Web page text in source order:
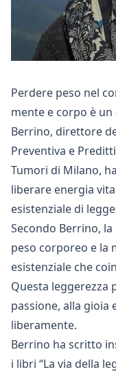
Perdere peso nel
mente e corpo è
Berrino, direttore
Preventiva e
Tumori di Milano,
liberare energia
esistenziale di
Secondo Berrino,
peso corporeo e la
esistenziale che
Questa leggerezza
passione, alla gioia
liberamente.
Berrino ha scritto
i libri “La via della